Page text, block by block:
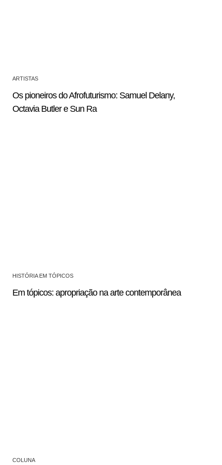
ARTISTAS
Os pioneiros do Afrofuturismo: Samuel Delany,
Octavia Butler e Sun Ra
HISTÓRIA EM TÓPICOS
Em tópicos: apropriação na arte contemporânea
COLUNA